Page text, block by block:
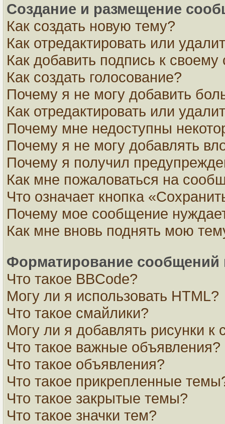
Создание и размещение
Как создать новую тему?
Как отредактировать или
Как добавить подпись к
Как создать голосование?
Почему я не могу добавить
Как отредактировать или
Почему мне недоступны
Почему я не могу добавлять
Почему я получил
Как мне пожаловаться на
Что означает кнопка
Почему мое сообщение
Как мне вновь поднять мою
Форматирование сообщений
Что такое BBCode?
Могу ли я использовать HTML?
Что такое смайлики?
Могу ли я добавлять рисунки
Что такое важные объявления?
Что такое объявления?
Что такое прикрепленные
Что такое закрытые темы?
Что такое значки тем?